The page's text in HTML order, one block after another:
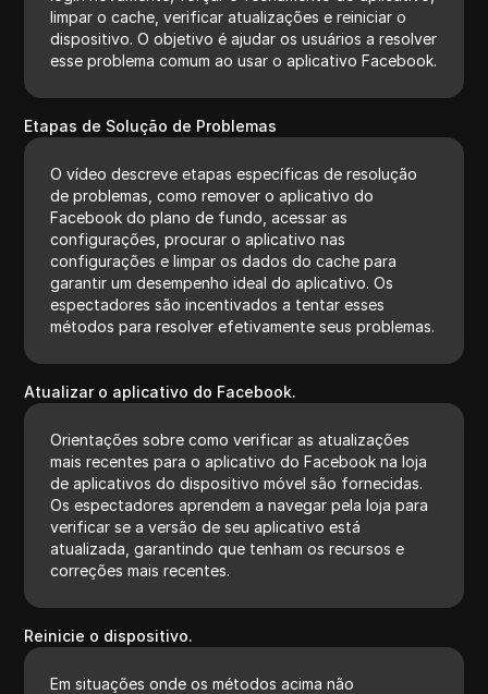
limpar o cache, verificar atualizações e reiniciar o
dispositivo. O objetivo é ajudar os usuários a resolver
esse problema comum ao usar o aplicativo Facebook.
Etapas de Solução de Problemas
O vídeo descreve etapas específicas de resolução
de problemas, como remover o aplicativo do
Facebook do plano de fundo, acessar as
configurações, procurar o aplicativo nas
configurações e limpar os dados do cache para
garantir um desempenho ideal do aplicativo. Os
espectadores são incentivados a tentar esses
métodos para resolver efetivamente seus problemas.
Atualizar o aplicativo do Facebook.
Orientações sobre como verificar as atualizações
mais recentes para o aplicativo do Facebook na loja
de aplicativos do dispositivo móvel são fornecidas.
Os espectadores aprendem a navegar pela loja para
verificar se a versão de seu aplicativo está
atualizada, garantindo que tenham os recursos e
correções mais recentes.
Reinicie o dispositivo.
Em situações onde os métodos acima não